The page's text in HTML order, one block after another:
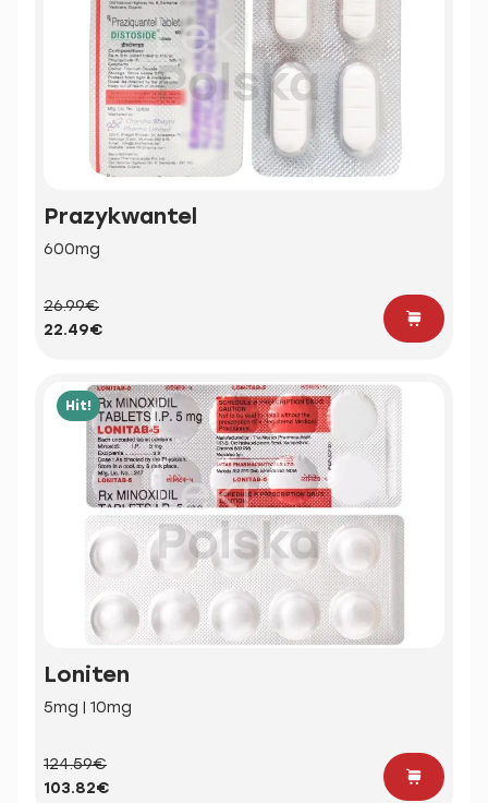
Prazykwantel
600mg
26.99€
22.49€
Hit!
Loniten
5mg | 10mg
124.59€
103.82€